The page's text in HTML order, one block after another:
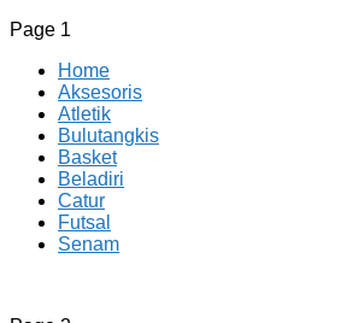
Page 1
Home
Aksesoris
Atletik
Bulutangkis
Basket
Beladiri
Catur
Futsal
Senam